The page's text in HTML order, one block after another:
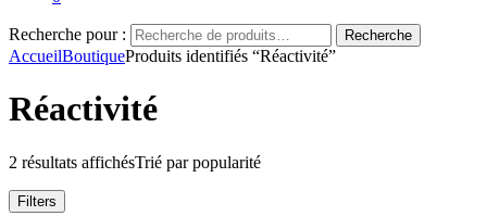
Recherche pour : Recherche
AccueilBoutiqueProduits identifiés “Réactivité”
Réactivité
2 résultats affichésTrié par popularité
Filters